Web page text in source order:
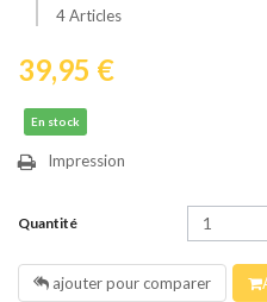
4Articles
39,95 €
En stock
Impression
Quantité
ajouter pour comparer